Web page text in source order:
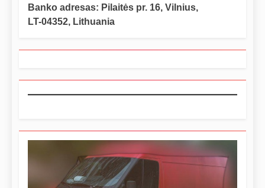
Banko adresas: Pilaitės pr. 16, Vilnius,
LT-04352, Lithuania